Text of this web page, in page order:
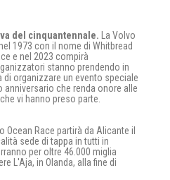
del cinquantennale.
La Volvo
1973 con il nome di Whitbread
e nel 2023 compirà
stanno prendendo in
organizzare un evento speciale
anniversario che renda onore alle
vi hanno preso parte.
Ocean Race partirà da Alicante il
sede di tappa in tutti in
per oltre 46.000 miglia
L'Aja, in Olanda, alla fine di